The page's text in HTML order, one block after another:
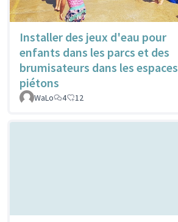
Installer des jeux d'eau pour
enfants dans les parcs et des
brumisateurs dans les espaces
piétons
WaLo 4 12